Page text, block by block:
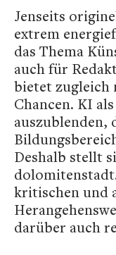
Jenseits
extrem
das Thema
auch für
bietet zugleich
Chancen. KI
Deshalb stellt
kritischen und
darüber auch